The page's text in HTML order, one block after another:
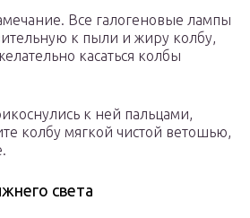
Все галогеновые лампы
к пыли и жиру колбу,
касаться колбы
к ней пальцами,
колбу мягкой чистой ветошью,
света